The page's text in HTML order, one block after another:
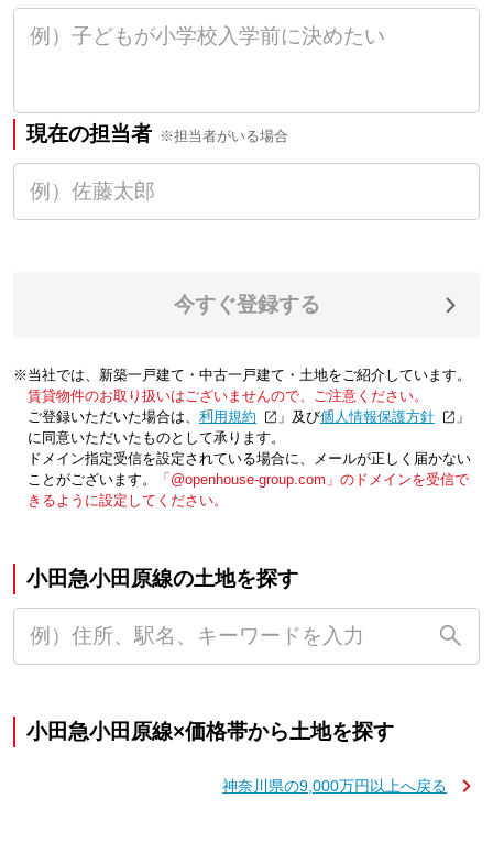
現在の担当者 ※担当者がいる場合
今すぐ登録する
※当社では、新築一戸建て・中古一戸建て・土地をご紹介しています。
賃貸物件のお取り扱いはございませんので、ご注意ください。
ご登録いただいた場合は、「利用規約 」及び「個人情報保護方針
」
に同意いただいたものとして承ります。
ドメイン指定受信を設定されている場合に、メールが正しく届かない
ことがございます。
「@openhouse-group.com」のドメインを受信で
きるように設定してください。
小田急小田原線の土地を探す
小田急小田原線×価格帯から土地を探す
神奈川県の9,000万円以上へ戻る